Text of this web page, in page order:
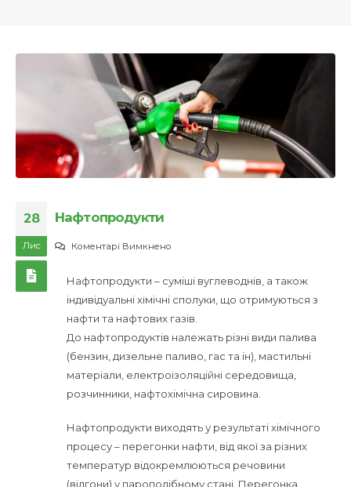
28
Лис
Нафтопродукти
Коментарі Вимкненодо
Нафтопродукти – суміші вуглеводнів, а також
індивідуальні хімічні сполуки, що отримуються з
нафти та нафтових газів.
До нафтопродуктів належать різні види палива
(бензин, дизельне паливо, гас та ін), мастильні
матеріали, електроізоляційні середовища,
розчинники, нафтохімічна сировина.
Нафтопродукти виходять у результаті хімічного
процесу – перегонки нафти, від якої за різних
температур відокремлюються речовини
(відгони) у пароподібному стані. Перегонка